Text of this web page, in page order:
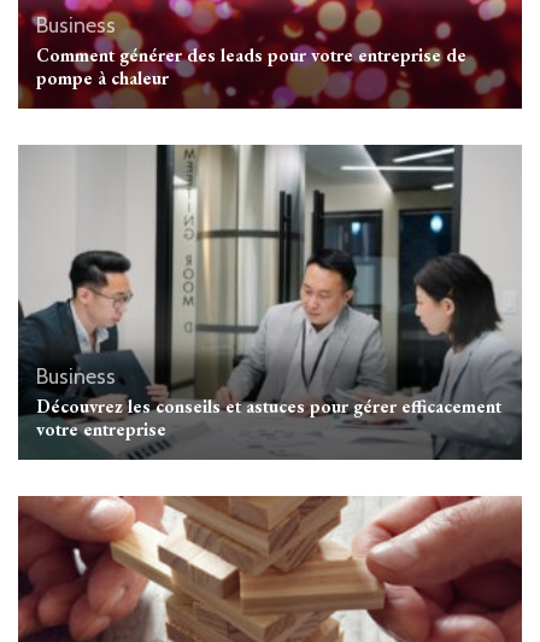
Business
Comment générer des leads pour votre entreprise de
pompe à chaleur
Business
Découvrez les conseils et astuces pour gérer efficacement
votre entreprise